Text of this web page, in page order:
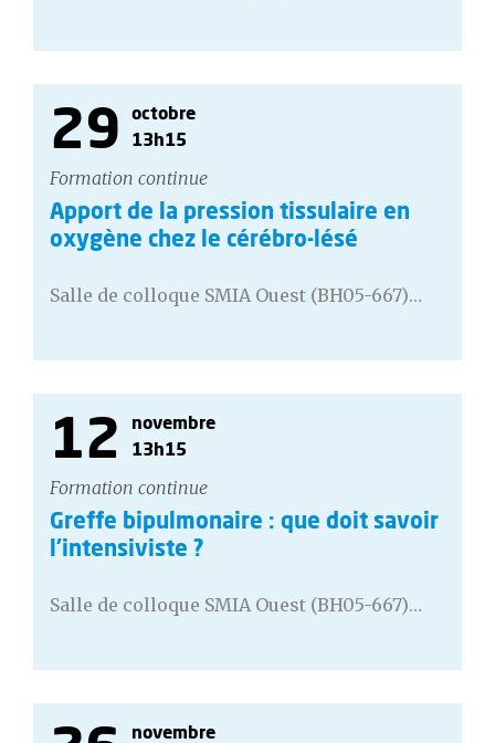
29
octobre
13h15
Formation continue
Apport de la pression tissulaire en
oxygène chez le cérébro-lésé
Salle de colloque SMIA Ouest (BH05-667)…
12
novembre
13h15
Formation continue
Greffe bipulmonaire : que doit savoir
l'intensiviste ?
Salle de colloque SMIA Ouest (BH05-667)…
novembre